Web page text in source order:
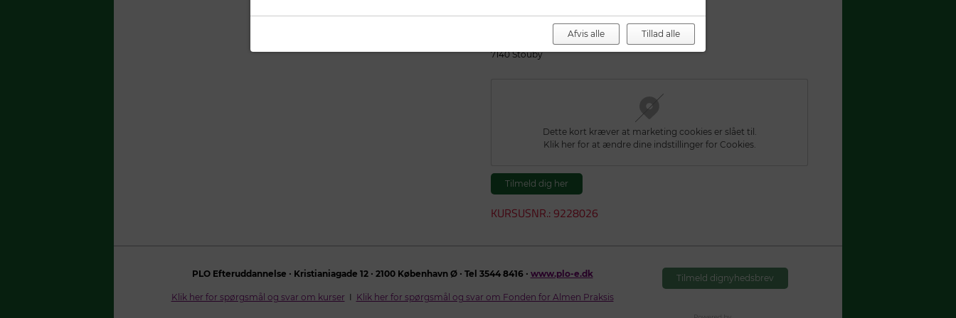
Sted
Sanatorievej 26
7140 Stouby
Dette kort kræver at marketing cookies er slået til.
Klik her for at ændre dine indstillinger for Cookies.
Tilmeld dig her
KURSUSNR.: 9228026
PLO Efteruddannelse ∙ Kristianiagade 12 ∙ 2100 København Ø ∙ Tel 3544 8416 ∙ www.plo-e.dk
Klik her for spørgsmål og svar om kurser I Klik her for spørgsmål og svar om Fonden for Almen Praksis
Tilmeld dignyhedsbrev
Afvis alle Tillad alle